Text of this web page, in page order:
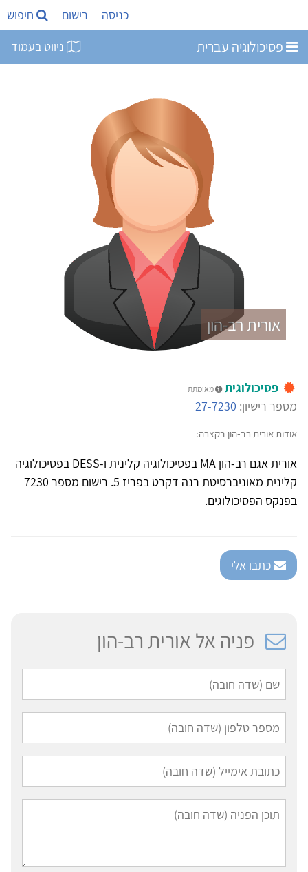
כניסה רישום חיפוש
פסיכולוגיה עברית ניווט בעמוד
אורית רב-הון
פסיכולוגית מאומתת
מספר רישיון: 27-7230
אודות אורית רב-הון בקצרה:
אורית אגם רב-הון MA בפסיכולוגיה קלינית ו-DESS בפסיכולוגיה
בפנקס הפסיכולוגים.
כתבו אלי
פניה אל אורית רב-הון